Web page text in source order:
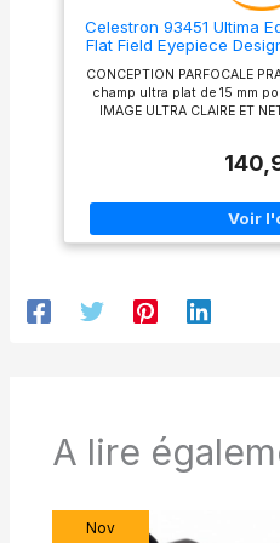
Celestron 93451 Ultima
Flat Field Eyepiece
Incredibly Crisp Views,
Moulded
CONCEPTION PARFOCALE
champ ultra plat de 15 mm
IMAGE ULTRA CLAIRE ET
conception de lentille à 8
séance d’observation.
PLANÈTES, LES ÉTOILES
vision apparent à 65° vous
confortable avec
A lire
Nov